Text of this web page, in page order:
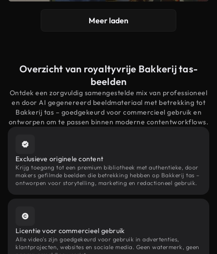
Meer laden
Overzicht van royaltyvrije Bakkerij tas-
beelden
Ontdek een zorgvuldig samengestelde mix van professioneel
en door AI gegenereerd beeldmateriaal met betrekking tot
Bakkerij tas – goedgekeurd voor commercieel gebruik en
ontworpen om te passen binnen moderne contentworkflows.
Exclusieve originele content
Krijg toegang tot een premium bibliotheek met authentieke, door
makers gefilmde beelden die betrekking hebben op Bakkerij tas –
ontworpen voor storytelling, marketing en redactioneel gebruik.
Licentie voor commercieel gebruik
Alle video's zijn goedgekeurd voor gebruik in advertenties,
klantprojecten, websites en sociale media. Geen watermerk, geen